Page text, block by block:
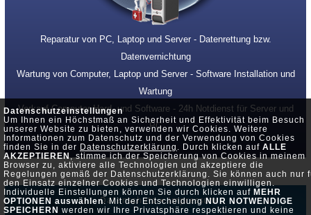
Datenschutzeinstellungen
Um Ihnen ein Höchstmaß an Sicherheit und Effektivität beim Besuch
unserer Website zu bieten, verwenden wir Cookies. Weitere
Informationen zum Datenschutz und der Verwendung von Cookies
finden Sie in der Datenschutzerklärung . Durch klicken auf ALLE
AKZEPTIEREN, stimme ich der Speicherung von Cookies in meinem
Browser zu, aktiviere alle Technologien und akzeptiere die
Regelungen gemäß der Datenschutzerklärung. Sie können auch nur
den Einsatz einzelner Cookies und Technologien einwilligen.
Individuelle Einstellungen können Sie durch klicken auf MEHR
OPTIONEN auswählen. Mit der EntscheidungNUR NOTWENDIGE
SPEICHERN werden wir Ihre Privatsphäre respektieren und keine
Reparatur von PC, Laptop und Server - Datenrettung bzw.
Datenvernichtung
Wartung von Computer, Laptop und Server - Software Installation und
Wartung
Verkauf Computer Hard- und Software - 24h Notdienst für Server und
PC
Datenschutz •Impressum